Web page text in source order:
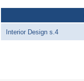
Interior Design s.4